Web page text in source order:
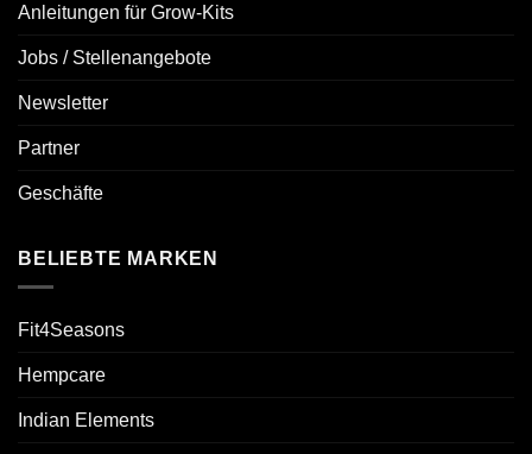
Anleitungen für Grow-Kits
Jobs / Stellenangebote
Newsletter
Partner
Geschäfte
BELIEBTE MARKEN
Fit4Seasons
Hempcare
Indian Elements